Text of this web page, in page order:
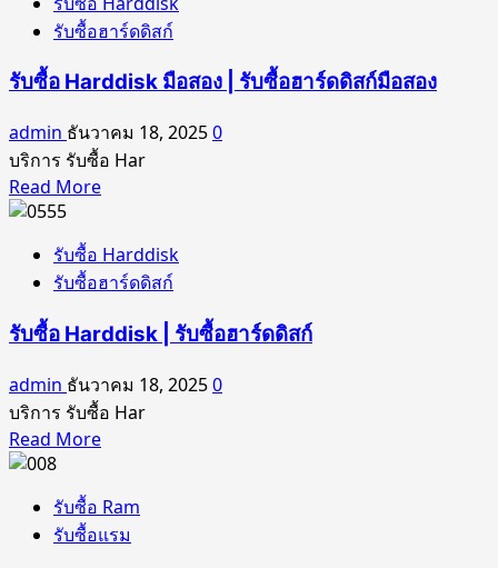
รับ
ซื้อ
Harddisk
โน๊
ตบุ๊ค
|
ดิสก์
โน๊
รับ
ซื้อ
PC
รับ
ซื้อ
ฮาร์ดดิสก์
รับซื้อฮาร์ดดิสก์
รับซื้อ Harddisk มือสอง | รับซื้อฮาร์ดดิสก์มือสอง
admin ธันวาคม 18, 20250
บริการ รับซื้อ Har
Read MoreRead
รับ
ซื้อ
มือ
|
รับ
ซื้อ
มือ
สอง
รับซื้อ Harddisk
รับซื้อฮาร์ดดิสก์
รับซื้อ Harddisk | รับซื้อฮาร์ดดิสก์
admin ธันวาคม 18, 20250
บริการ รับซื้อ Har
Read MoreRead
รับ
ซื้อ
รับซื้อ Ram
รับซื้อแรม